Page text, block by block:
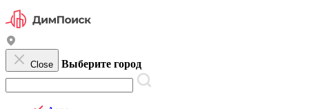
Close Выберите город